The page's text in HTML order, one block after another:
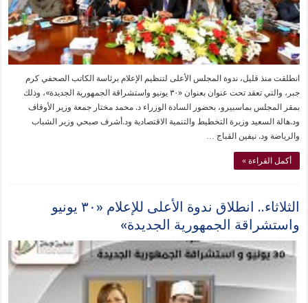
انطلقت منذ قليل، ندوة المجلس الأعلى لتنظيم الإعلام برئاسة الكاتب الصحفي كرم
جبر، والتي تعقد تحت عنوان بعنوان «٣٠ يونيو واستشراقة الجمهورية الجديدة»، وذلك
بمقر المجلس بماسبيرو، بحضور السادة الوزراء د. محمد مختار جمعة وزير الأوقاف
ود.هالة السعيد وزيرة التخطيط والتنمية الاقتصادية ود.أشرف صبحي وزير الشباب
والرياضة ود. نيفين القباج …
أكمل القراءة »
الثلاثاء.. انطلاق ندوة الأعلى للإعلام «٣٠ يونيو
واستشراقة الجمهورية الجديدة»